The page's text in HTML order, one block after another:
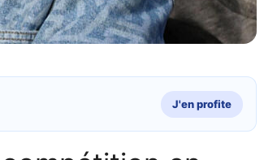
J'en profite